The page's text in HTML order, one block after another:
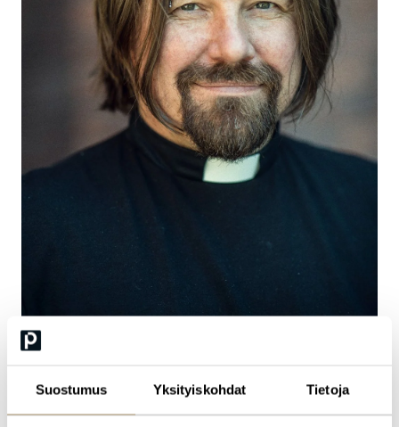
Suostumus Yksityiskohdat Tietoja
Kari Kanala